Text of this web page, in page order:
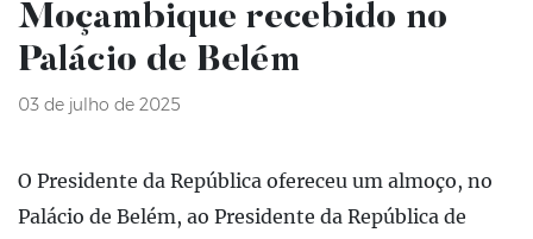
Moçambique recebido no
Palácio de Belém
03 de julho de 2025
O Presidente da República ofereceu um almoço, no
Palácio de Belém, ao Presidente da República de